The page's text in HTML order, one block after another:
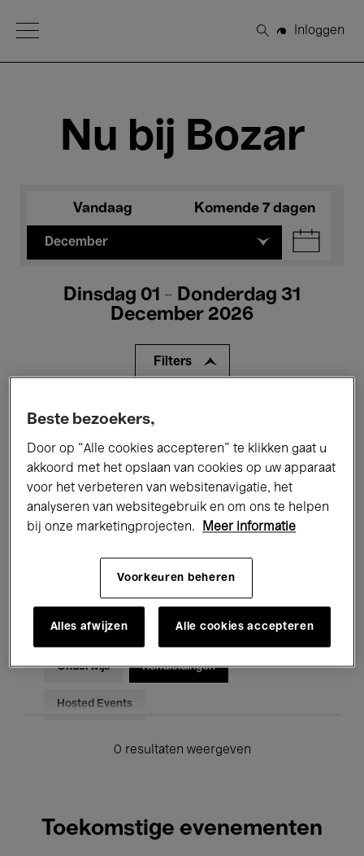
Open Menu
Zoeken
Inloggen
Nu bij Bozar
Vandaag Komende 7 dagen
December
Dinsdag 01 - Donderdag 31
December 2026
Filters
Alle evenementen
Tentoonstellingen Films
Performances Lezingen & Debatten
Jazz Klassieke Muziek Global Music
Voor iedereen Kids’ Palace
Onderwijs Rondleidingen
Hosted Events
0 resultaten weergeven
Toekomstige evenementen
Beste bezoekers,
Door op “Alle cookies accepteren” te klikken gaat u
akkoord met het opslaan van cookies op uw apparaat
voor het verbeteren van websitenavigatie, het
analyseren van websitegebruik en om ons te helpen
bij onze marketingprojecten.
Meer informatie
Voorkeuren beheren
Alles afwijzen Alle cookies accepteren